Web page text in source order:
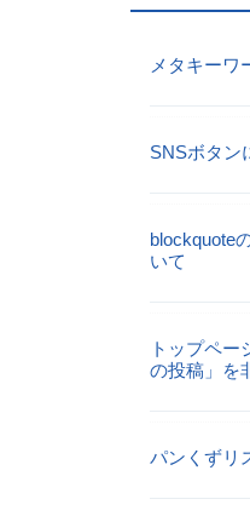
メタキーワ
SNSボタン
blockquote
いて
トップペー
の投稿」を
パンくずリ